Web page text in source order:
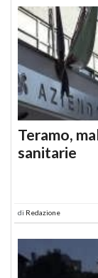
Teramo,
sanitarie
di Redazione